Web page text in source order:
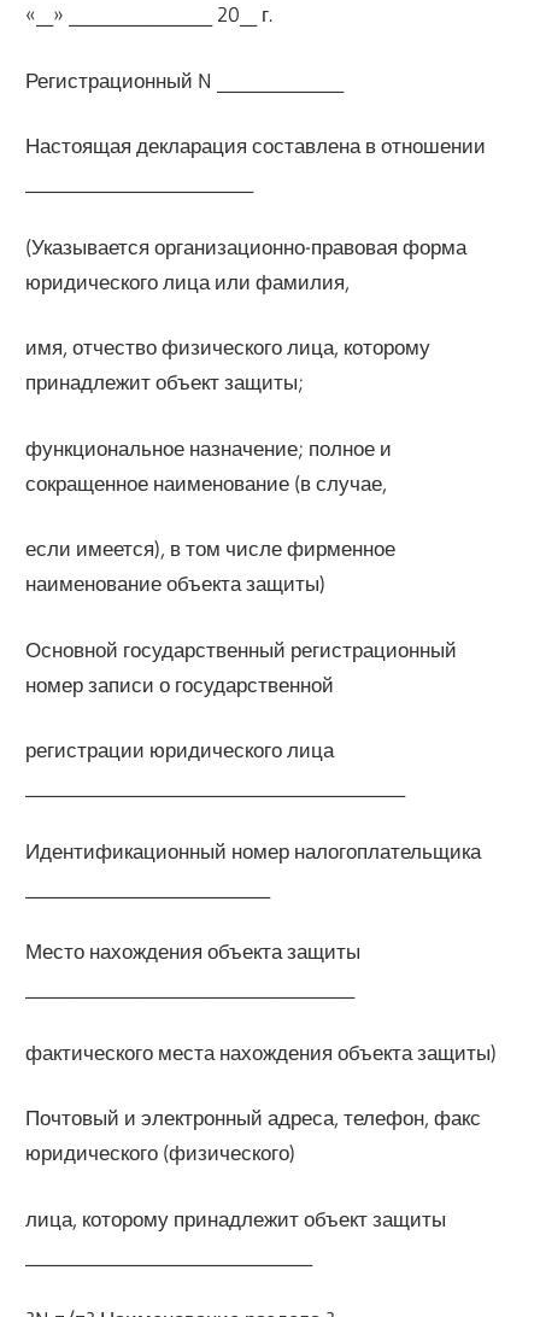
«__» _________________ 20__ г.
Регистрационный N _______________
Настоящая декларация составлена в отношении
(Указывается организационно-правовая форма
юридического лица или фамилия,
имя, отчество физического лица, которому
принадлежит объект защиты;
функциональное назначение; полное и
сокращенное наименование (в случае,
если имеется), в том числе фирменное
наименование объекта защиты)
Основной государственный регистрационный
номер записи о государственной
регистрации юридического лица
Идентификационный номер налогоплательщика
Место нахождения объекта защиты
фактического места нахождения объекта защиты)
Почтовый и электронный адреса, телефон, факс
юридического (физического)
лица, которому принадлежит объект защиты